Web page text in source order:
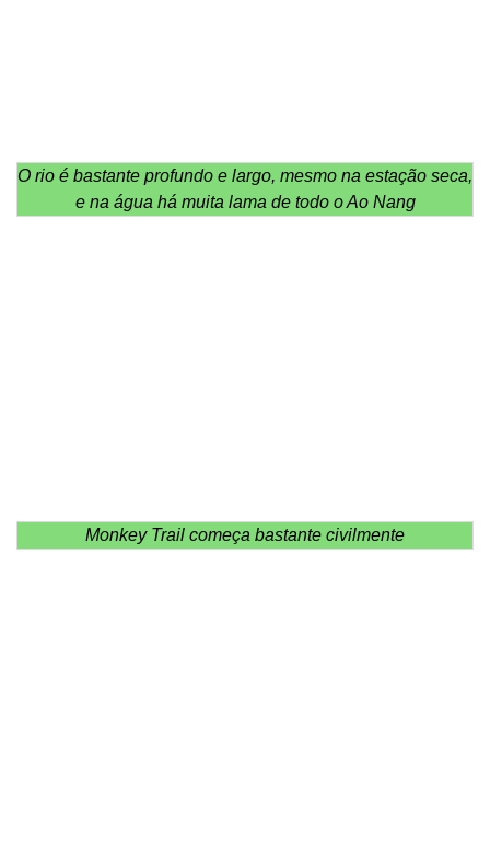
O rio é bastante profundo e largo, mesmo na estação seca,
e na água há muita lama de todo o Ao Nang
Monkey Trail começa bastante civilmente